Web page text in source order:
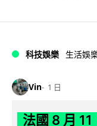
科技娛樂 生活娛
Vin 1 日
法國 8 月